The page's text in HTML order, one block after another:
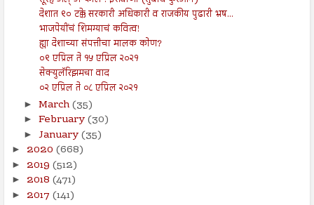
देशात ९० टक्के सरकारी अधिकारी व राजकीय पुढारी भ्रष...
भाजपेयींचं शिमग्याचं कवित्व!
ह्या देशाच्या संपत्तीचा मालक कोण?
०९ एप्रिल ते १५ एप्रिल २०२१
सेक्युलॅरिझमचा वाद
०२ एप्रिल ते ०८ एप्रिल २०२१
► March(35)
► February(30)
► January(35)
► 2020 (668)
► 2019 (512)
► 2018 (471)
► 2017 (141)